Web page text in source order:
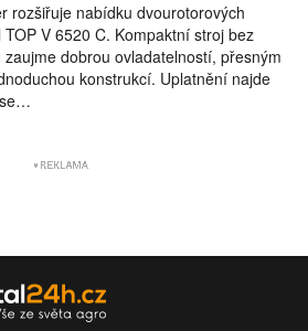
rozšiřuje nabídku dvourotorových
V 6520 C. Kompaktní stroj bez
dobrou ovladatelností, přesným
konstrukcí. Uplatnění najde